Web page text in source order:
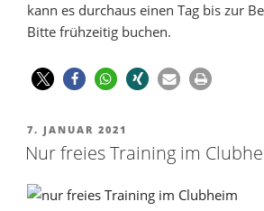
kann es durchaus einen Tag bis zur
Bitte frühzeitig buchen.
7. JANUAR 2021
Nur freies Training im